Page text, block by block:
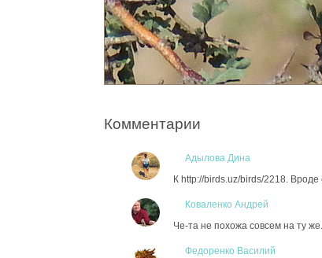
Комментарии
Адылова Дина
К http://birds.uz/birds/2218.
Коваленко Андрей
Че-та не похожа совсем на ту
Федоренко Василий